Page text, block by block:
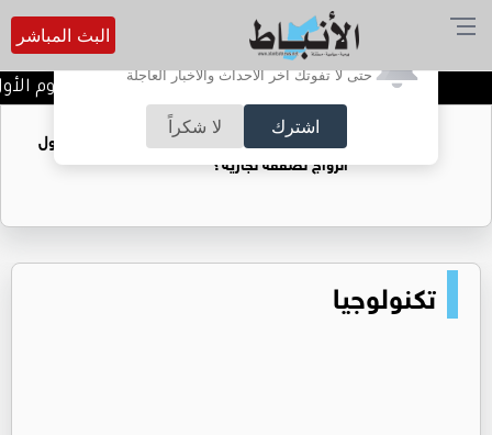
أترغب في تفعيل الإشعارات؟
حتى لا تفوتك آخر الأحداث والأخبار العاجلة
اشترك لا شكراً
البث المباشر
تتويج الفرق الفائزة في اليوم
فتيات يستغللنه لتحقيق مكاسب مادية.. هل تحول
الزواج لصفقة تجارية؟
تكنولوجيا